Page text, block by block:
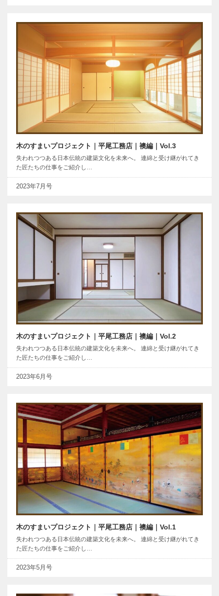
木のすまいプロジェクト｜平尾工務店｜襖編｜Vol.3
失われつつある日本伝統の建築文化を未来へ。 連綿と受け継がれてき
た匠たちの仕事をご紹介し…
2023年7月号
木のすまいプロジェクト｜平尾工務店｜襖編｜Vol.2
失われつつある日本伝統の建築文化を未来へ。 連綿と受け継がれてき
た匠たちの仕事をご紹介し…
2023年6月号
木のすまいプロジェクト｜平尾工務店｜襖編｜Vol.1
失われつつある日本伝統の建築文化を未来へ。 連綿と受け継がれてき
た匠たちの仕事をご紹介し…
2023年5月号